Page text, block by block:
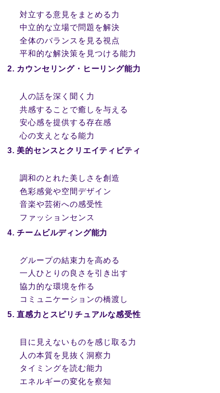
対立する意見をまとめる力
中立的な立場で問題を解決
全体のバランスを見る視点
平和的な解決策を見つける能力
2. カウンセリング・ヒーリング能力
人の話を深く聞く力
共感することで癒しを与える
安心感を提供する存在感
心の支えとなる能力
3. 美的センスとクリエイティビティ
調和のとれた美しさを創造
色彩感覚や空間デザイン
音楽や芸術への感受性
ファッションセンス
4. チームビルディング能力
グループの結束力を高める
一人ひとりの良さを引き出す
協力的な環境を作る
コミュニケーションの橋渡し
5. 直感力とスピリチュアルな感受性
目に見えないものを感じ取る力
人の本質を見抜く洞察力
タイミングを読む能力
エネルギーの変化を察知